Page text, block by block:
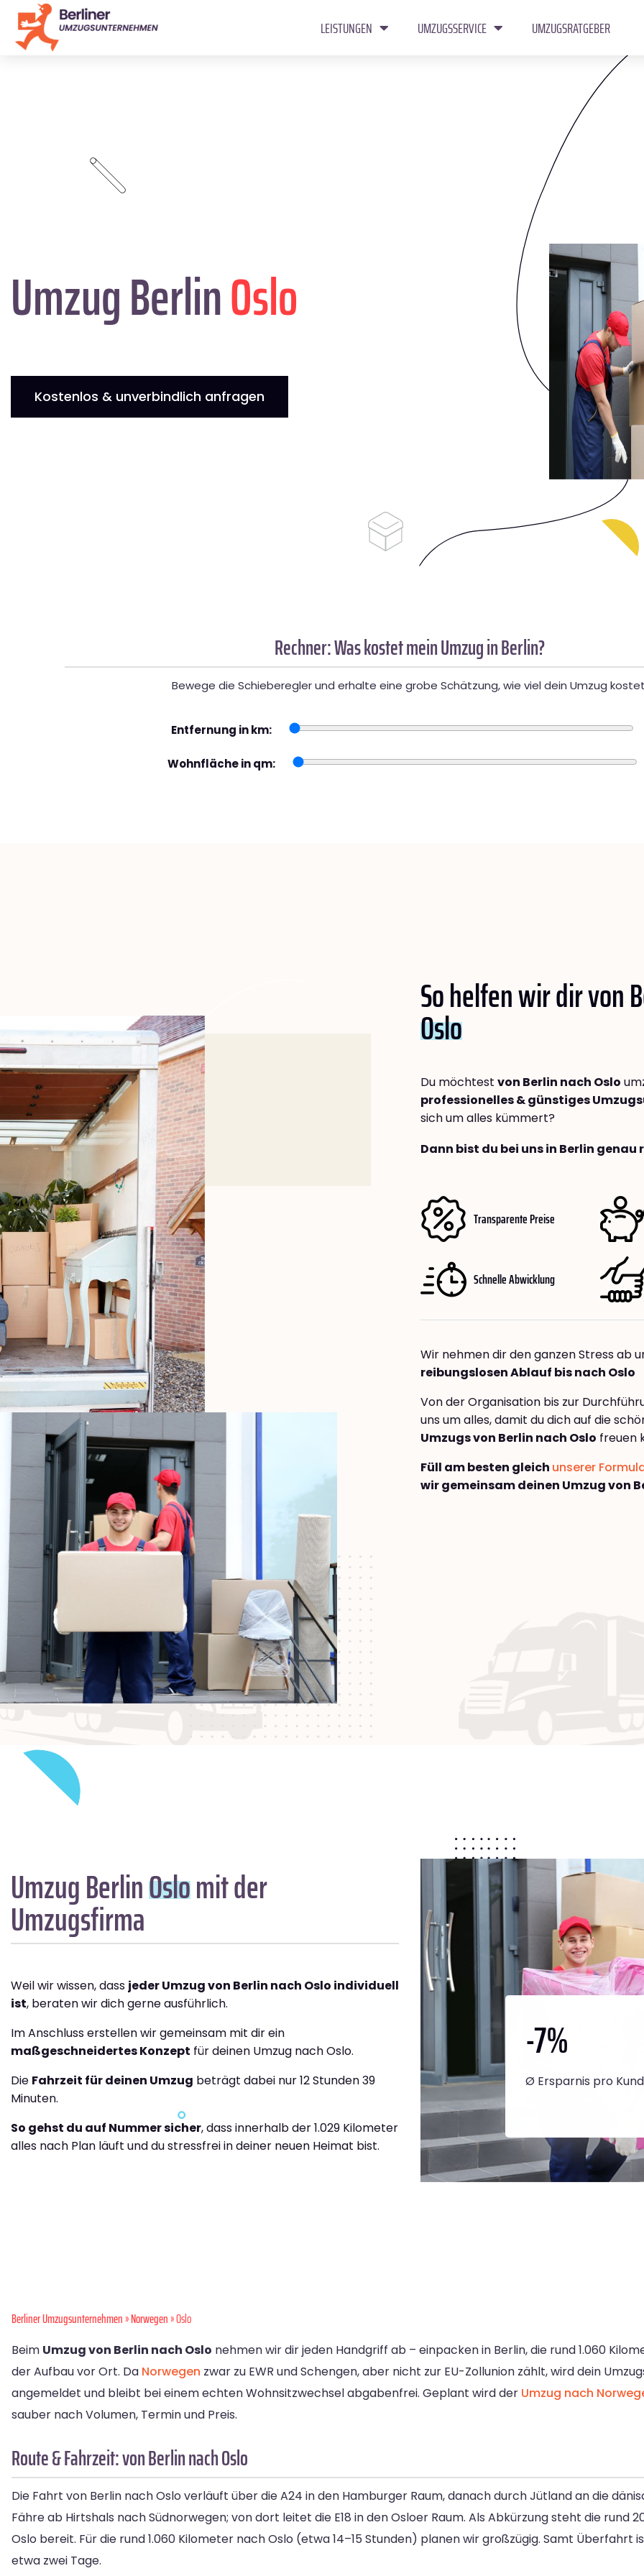
LEISTUNGEN UMZUGSSERVICE UMZUGSRATGEBER
Umzug BerlinOslo
Kostenlos & unverbindlich anfragen
Rechner: Was kostet mein Umzug in Berlin?
Bewege die Schieberegler und erhalte eine grobe Schätzung, wie viel dein Umzug
Entfernung in km:
Wohnfläche in qm:
So helfen wir dir von
Oslo
Du möchtest von Berlin nach Oslo
professionelles & günstiges
sich um alles kümmert?
Dann bist du bei uns in Berlin
Transparente Preise
Schnelle Abwicklung
Wir nehmen dir den ganzen Stress ab
reibungslosen Ablauf bis nach Oslo
Von der Organisation bis zur
uns um alles, damit du dich auf die
Umzugs von Berlin nach Oslo freuen
Füll am besten gleich unserer
wir gemeinsam deinen Umzug von
Umzug BerlinOslomit der
Umzugsfirma
Weil wir wissen, dass jeder Umzug von Berlin nach Oslo individuell
ist, beraten wir dich gerne ausführlich.
Im Anschluss erstellen wir gemeinsam mit dir ein
maßgeschneidertes Konzept für deinen Umzug nach Oslo.
Die Fahrzeit für deinen Umzug beträgt dabei nur 12 Stunden 39
Minuten.
So gehst du auf Nummer sicher, dass innerhalb der 1.029 Kilometer
alles nach Plan läuft und du stressfrei in deiner neuen Heimat bist.
-7%
Ø Ersparnis pro
Berliner Umzugsunternehmen»Norwegen» Oslo
Beim Umzug von Berlin nach Oslo nehmen wir dir jeden Handgriff ab – einpacken in Berlin, die rund 1.060
der Aufbau vor Ort. Da Norwegen zwar zu EWR und Schengen, aber nicht zur EU-Zollunion zählt, wird dein
angemeldet und bleibt bei einem echten Wohnsitzwechsel abgabenfrei. Geplant wird der Umzug nach
sauber nach Volumen, Termin und Preis.
Route & Fahrzeit: von Berlin nach Oslo
Die Fahrt von Berlin nach Oslo verläuft über die A24 in den Hamburger Raum, danach durch Jütland an die
Fähre ab Hirtshals nach Südnorwegen; von dort leitet die E18 in den Osloer Raum. Als Abkürzung steht die rund
Oslo bereit. Für die rund 1.060 Kilometer nach Oslo (etwa 14–15 Stunden) planen wir großzügig. Samt Überfahrt
etwa zwei Tage.